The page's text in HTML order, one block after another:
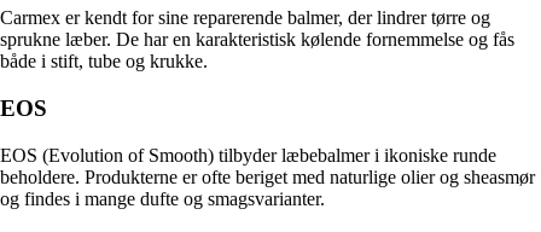
Carmex er kendt for sine reparerende balmer, der lindrer tørre og
sprukne læber. De har en karakteristisk kølende fornemmelse og fås
både i stift, tube og krukke.
EOS
EOS (Evolution of Smooth) tilbyder læbebalmer i ikoniske runde
beholdere. Produkterne er ofte beriget med naturlige olier og sheasmør
og findes i mange dufte og smagsvarianter.